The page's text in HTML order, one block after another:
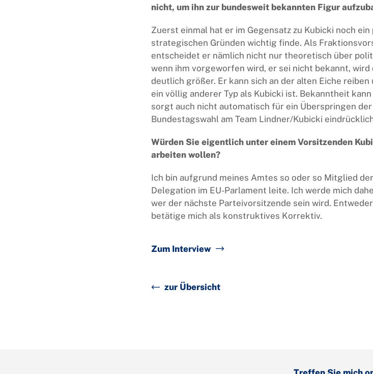
nicht, um ihn zur bundesweit bekannten Figur
Zuerst einmal hat er im Gegensatz zu Kubicki noch
strategischen Gründen wichtig finde. Als
entscheidet er nämlich nicht nur theoretisch über
wenn ihm vorgeworfen wird, er sei nicht bekannt,
deutlich größer. Er kann sich an der alten Eiche
ein völlig anderer Typ als Kubicki ist. Bekanntheit
sorgt auch nicht automatisch für ein Überspringen
Bundestagswahl am Team Lindner/Kubicki
Würden Sie eigentlich unter einem Vorsitzenden
arbeiten wollen?
Ich bin aufgrund meines Amtes so oder so Mitglied
Delegation im EU-Parlament leite. Ich werde mich
wer der nächste Parteivorsitzende sein wird.
betätige mich als konstruktives Korrektiv.
Zum Interview
zur Übersicht